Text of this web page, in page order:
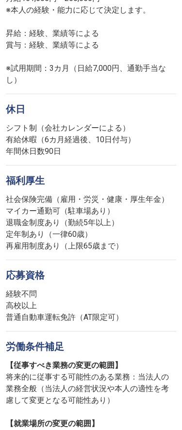
※本人の経験・能力に応じて決定します。
昇給：経験、業績等による
賞与：経験、業績等による
※試用期間：3カ月（日給7,000円、通勤手当な
し）
休日
シフト制（会社カレンダーによる）
有給休暇（6カ月経過後、10日付与）
年間休日数90日
福利厚生
社会保険完備（雇用・労災・健康・厚生年金）
マイカー通勤可（駐車場あり）
退職金制度あり（勤続5年以上）
定年制あり（一律60歳）
再雇用制度あり（上限65歳まで）
応募資格
経験不問
高校以上
普通自動車運転免許（AT限定可）
労働条件補足
【従事すべき業務の変更の範囲】
将来的に従事する可能性のある業務：当法人の
業務全般（当法人の経営状況や本人の適性を考
慮して変更となる可能性あり）
【就業場所の変更の範囲】